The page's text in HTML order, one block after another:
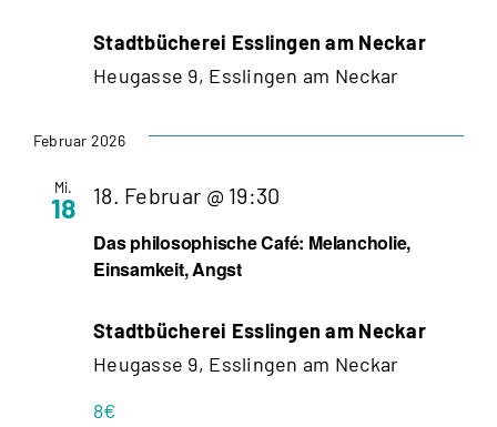
Stadtbücherei Esslingen am Neckar
Heugasse 9, Esslingen am Neckar
Februar 2026
Mi.
18
Das philosophische Café: Melancholie,
Einsamkeit, Angst
18. Februar @ 19:30
Stadtbücherei Esslingen am Neckar
Heugasse 9, Esslingen am Neckar
8€